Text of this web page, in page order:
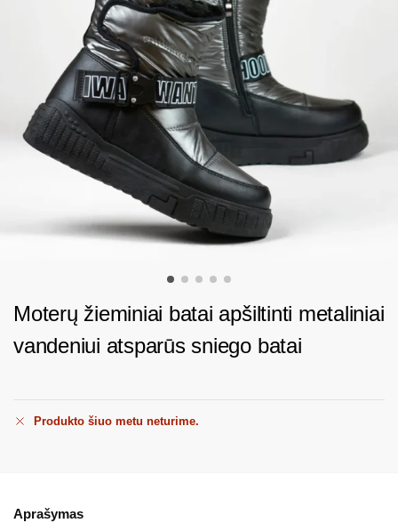
Moterų žieminiai batai apšiltinti metaliniai
vandeniui atsparūs sniego batai
Produkto šiuo metu neturime.
Aprašymas